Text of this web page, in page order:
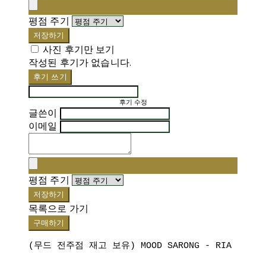
평점 주기
저장하기
사진 후기만 보기
작성된 후기가 없습니다.
후기 쓰기
후기 수정
글쓴이
이메일
평점 주기
저장하기
목록으로 가기
구매하기
(무드 전주점 재고 보유) MOOD SARONG - RIA